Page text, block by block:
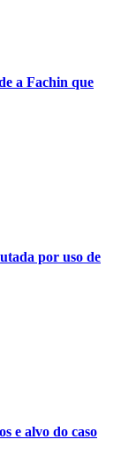
a Fachin que
por uso de
e alvo do caso